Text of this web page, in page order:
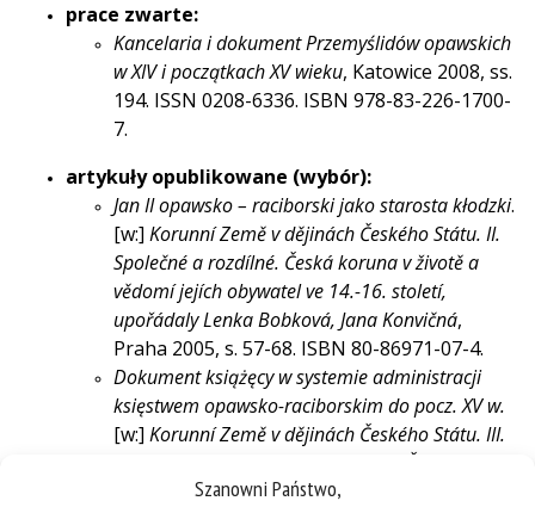
Szanowni Państwo,
prace zwarte:
Kancelaria i dokument Przemyślidów opawskich
w XIV i początkach XV wieku, Katowice 2008, ss.
194. ISSN 0208-6336. ISBN 978-83-226-1700-
7.
artykuły opublikowane (wybór):
Jan II opawsko – raciborski jako starosta kłodzki.
[w:] Korunní Země v dějinách Českého Státu. II.
Společné a rozdílné. Česká koruna v životě a
vědomí jejích obywatel ve 14.-16. století,
upořádaly Lenka Bobková, Jana Konvičná,
Praha 2005, s. 57-68. ISBN 80-86971-07-4.
Dokument książęcy w systemie administracji
księstwem opawsko-raciborskim do pocz. XV w.
[w:] Korunní Země v dějinách Českého Státu. III.
Rezidence a správní sídla v Zemích České Koruny
ve 14.-17. stoleí, upořádaly Lenka Bobková, Jana